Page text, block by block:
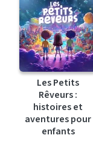
Les Petits
Rêveurs :
histoires et
aventures pour
enfants